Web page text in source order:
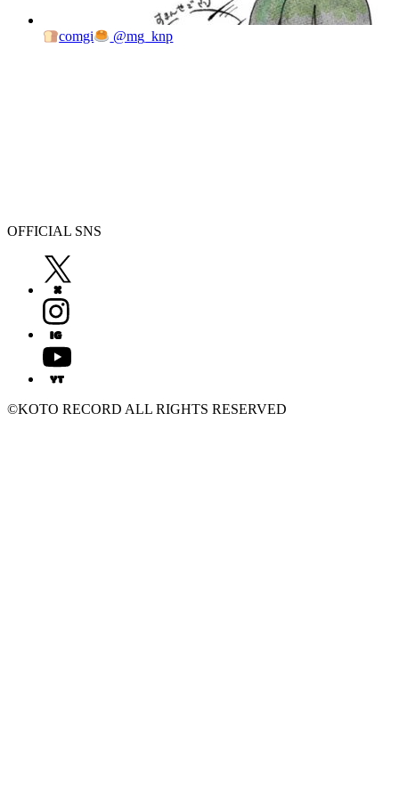
comgi @mg_knp
OFFICIAL SNS
©KOTO RECORD ALL RIGHTS RESERVED